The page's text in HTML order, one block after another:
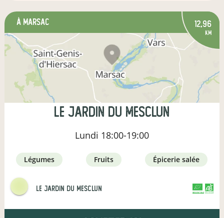
à Marsac 12,96
km
LE jARDIN DU MESCLUN
Lundi 18:00-19:00
légumes fruits épicerie salée
Le Jardin Du Mesclun CERTIFIÉ PAR FR-BIO-12
AGRICULTURE FRANCE